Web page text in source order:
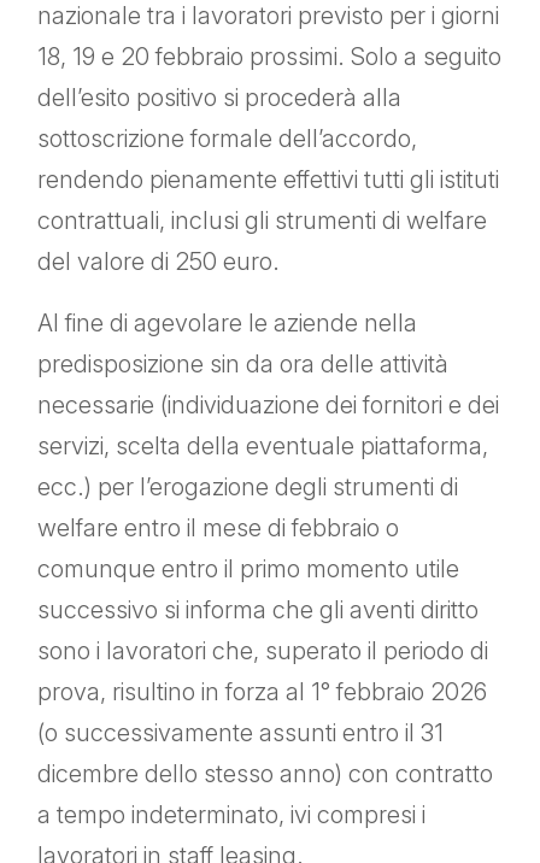
nazionale tra i lavoratori previsto per i giorni
18, 19 e 20 febbraio prossimi. Solo a seguito
dell’esito positivo si procederà alla
sottoscrizione formale dell’accordo,
rendendo pienamente effettivi tutti gli istituti
contrattuali, inclusi gli strumenti di welfare
del valore di 250 euro.
Al fine di agevolare le aziende nella
predisposizione sin da ora delle attività
necessarie (individuazione dei fornitori e dei
servizi, scelta della eventuale piattaforma,
ecc.) per l’erogazione degli strumenti di
welfare entro il mese di febbraio o
comunque entro il primo momento utile
successivo si informa che gli aventi diritto
sono i lavoratori che, superato il periodo di
prova, risultino in forza al 1° febbraio 2026
(o successivamente assunti entro il 31
dicembre dello stesso anno) con contratto
a tempo indeterminato, ivi compresi i
lavoratori in staff leasing.